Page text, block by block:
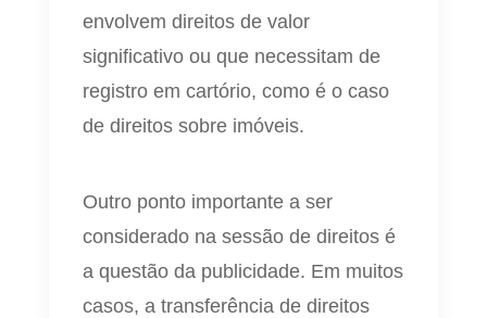
envolvem direitos de valor
significativo ou que necessitam de
registro em cartório, como é o caso
de direitos sobre imóveis.
Outro ponto importante a ser
considerado na sessão de direitos é
a questão da publicidade. Em muitos
casos, a transferência de direitos